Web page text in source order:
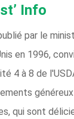
Info
par le
en 1996,
4 à 8 de
qui sont